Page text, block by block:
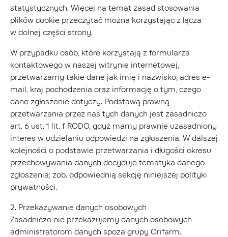
statystycznych. Więcej na temat zasad stosowania
plików cookie przeczytać można korzystając z łącza
w dolnej części strony.
W przypadku osób, które korzystają z formularza
kontaktowego w naszej witrynie internetowej,
przetwarzamy takie dane jak imię i nazwisko, adres e-
mail, kraj pochodzenia oraz informację o tym, czego
dane zgłoszenie dotyczy. Podstawą prawną
przetwarzania przez nas tych danych jest zasadniczo
art. 6 ust. 1 lit. f RODO, gdyż mamy prawnie uzasadniony
interes w udzielaniu odpowiedzi na zgłoszenia. W dalszej
kolejności o podstawie przetwarzania i długości okresu
przechowywania danych decyduje tematyka danego
zgłoszenia; zob. odpowiednią sekcję niniejszej polityki
prywatności.
2. Przekazywanie danych osobowych
Zasadniczo nie przekazujemy danych osobowych
administratorom danych spoza grupy Orifarm.